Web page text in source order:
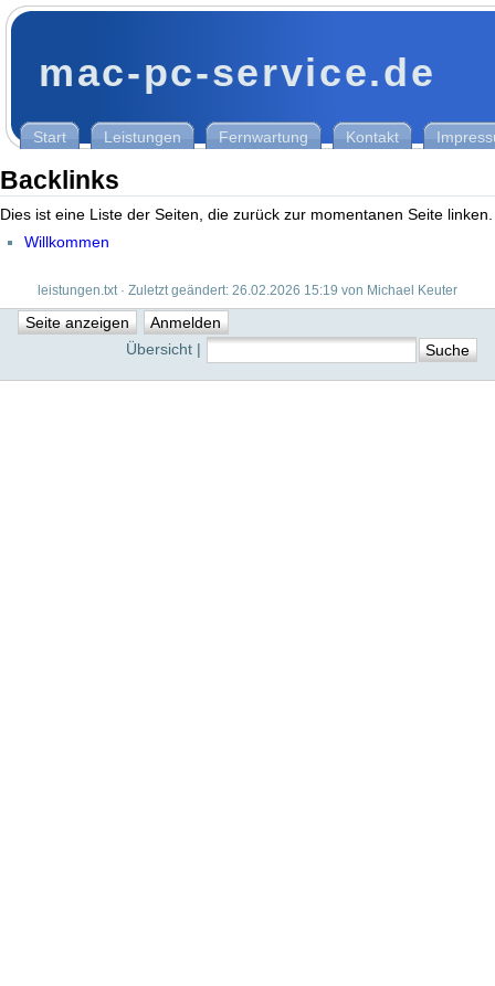
mac-pc-service.de
Start Leistungen Fernwartung Kontakt
Backlinks
Dies ist eine Liste der Seiten, die zurück zur momentanen Seite linken.
Willkommen
leistungen.txt · Zuletzt geändert: 26.02.2026 15:19 von Michael Keuter
Übersicht |